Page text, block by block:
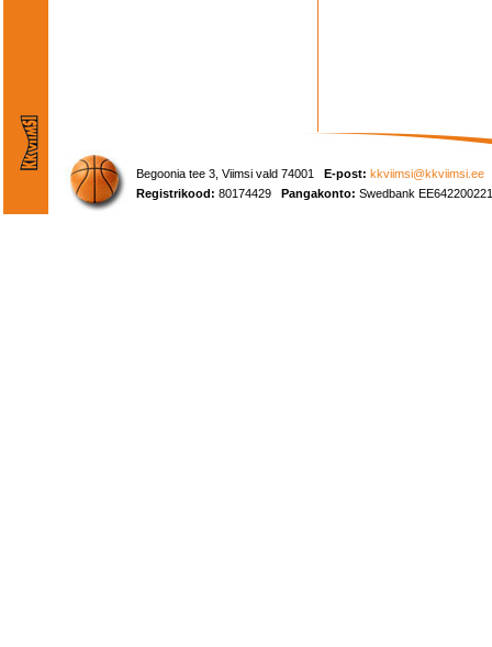
Begoonia tee 3, Viimsi vald 74001 E-post: kkviimsi@kkviimsi.ee
Registrikood: 80174429 Pangakonto: Swedbank